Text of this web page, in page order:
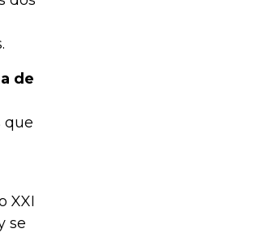
de
que
XXI
se